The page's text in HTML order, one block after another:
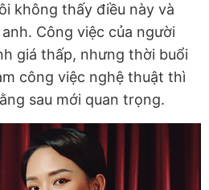
không thấy điều này và
Công việc của người
giá thấp, nhưng thời buổi
công việc nghệ thuật thì
sau mới quan trọng.